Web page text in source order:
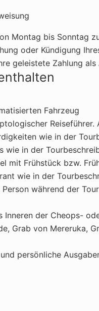
Montag bis Sonntag
oder Kündigung
geleistete Zahlung
Fahrzeug
wie in der
in der
mit Frühstück bzw.
wie in der
während der Tour
Inneren der Cheops-
Grab von Mereruka,
persönliche